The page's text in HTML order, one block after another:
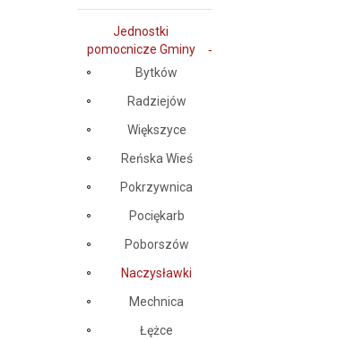
Jednostki
pomocnicze Gminy
Bytków
Radziejów
Większyce
Reńska Wieś
Pokrzywnica
Pociękarb
Poborszów
Naczysławki
Mechnica
Łężce